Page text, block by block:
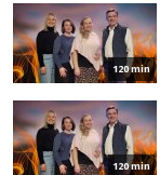
120 min
120 min